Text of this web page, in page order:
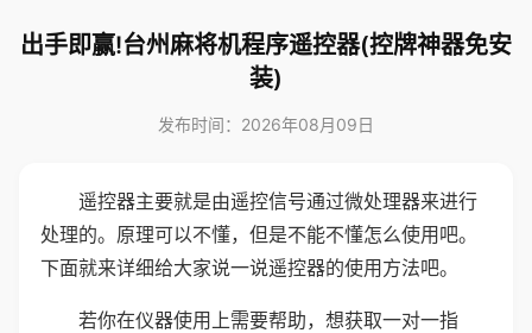
出手即赢!台州麻将机程序遥控器(控牌神器免安
装)
发布时间：2026年08月09日
遥控器主要就是由遥控信号通过微处理器来进行
处理的。原理可以不懂，但是不能不懂怎么使用吧。
下面就来详细给大家说一说遥控器的使用方法吧。
若你在仪器使用上需要帮助，想获取一对一指